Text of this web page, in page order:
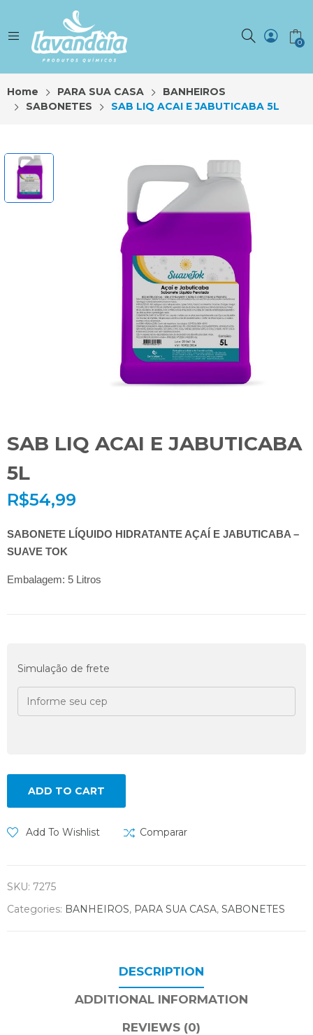
0
Home PARA SUA CASA
BANHEIROS
SABONETES
SAB LIQ ACAI E JABUTICABA 5L
SAB LIQ ACAI E JABUTICABA
5L
R$54,99
SABONETE LÍQUIDO HIDRATANTE AÇAÍ E JABUTICABA –
SUAVE TOK
Embalagem: 5 Litros
Simulação de frete
ADD TO CART
Add To Wishlist Comparar
SKU: 7275
Categories: BANHEIROS, PARA SUA CASA, SABONETES
DESCRIPTION
ADDITIONAL INFORMATION
REVIEWS (0)